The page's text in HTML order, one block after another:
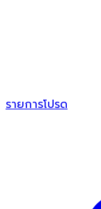
รายการโปรด